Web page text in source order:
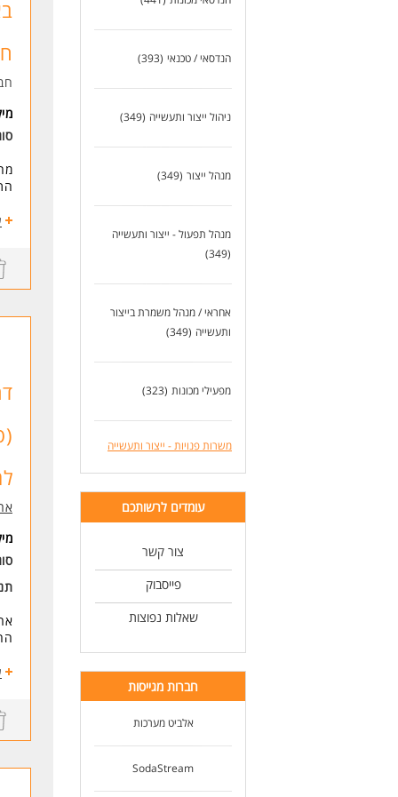
הנדסאי / טכנאי (393)
ניהול ייצור ותעשייה (349)
מנהל ייצור (349)
מנהל תפעול - ייצור ותעשייה
(349)
אחראי / מנהל משמרת בייצור
ותעשייה (349)
מפעילי מכונות (323)
משרות פנויות - ייצור ותעשייה
עומדים לרשותכם
צור קשר
פייסבוק
שאלות נפוצות
חברות מגייסות
אלביט מערכות
SodaStream
*
-
-